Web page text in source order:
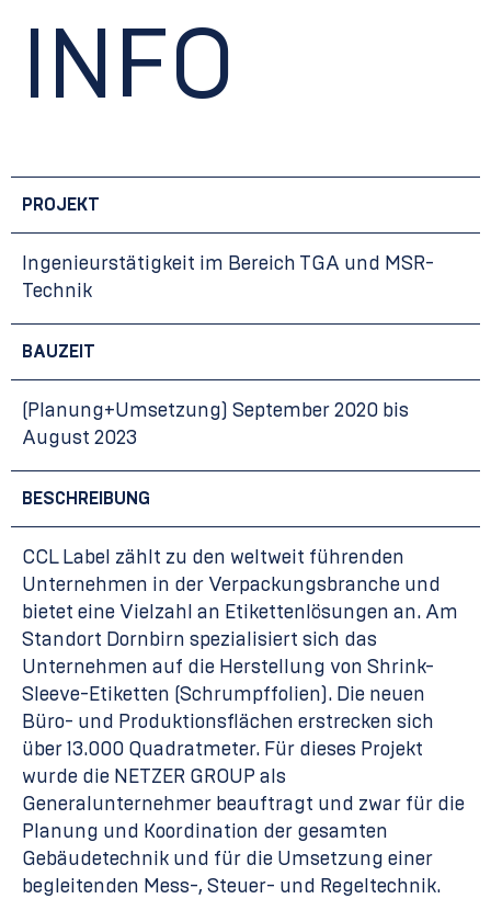
INFO
PROJEKT
Ingenieurstätigkeit im Bereich TGA und MSR-
Technik
BAUZEIT
(Planung+Umsetzung) September 2020 bis
August 2023
BESCHREIBUNG
CCL Label zählt zu den weltweit führenden
Unternehmen in der Verpackungsbranche und
bietet eine Vielzahl an Etikettenlösungen an. Am
Standort Dornbirn spezialisiert sich das
Unternehmen auf die Herstellung von Shrink-
Sleeve-Etiketten (Schrumpffolien). Die neuen
Büro- und Produktionsflächen erstrecken sich
über 13.000 Quadratmeter. Für dieses Projekt
wurde die NETZER GROUP als
Generalunternehmer beauftragt und zwar für die
Planung und Koordination der gesamten
Gebäudetechnik und für die Umsetzung einer
begleitenden Mess-, Steuer- und Regeltechnik.